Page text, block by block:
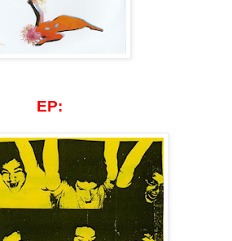
EP: